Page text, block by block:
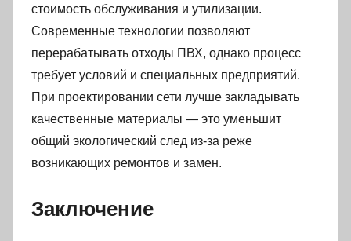
стоимость обслуживания и утилизации.
Современные технологии позволяют
перерабатывать отходы ПВХ, однако процесс
требует условий и специальных предприятий.
При проектировании сети лучше закладывать
качественные материалы — это уменьшит
общий экологический след из‑за реже
возникающих ремонтов и замен.
Заключение